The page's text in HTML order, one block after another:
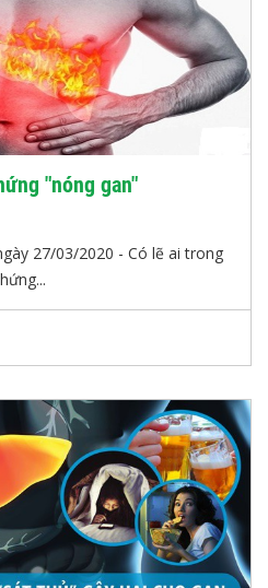
"nóng gan"
27/03/2020 - Có lẽ ai trong